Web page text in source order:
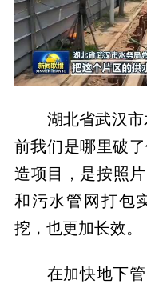
湖北省武汉
前我们是哪里破
造项目，是按照
和污水管网打包
挖，也更加长效。
在加快地下